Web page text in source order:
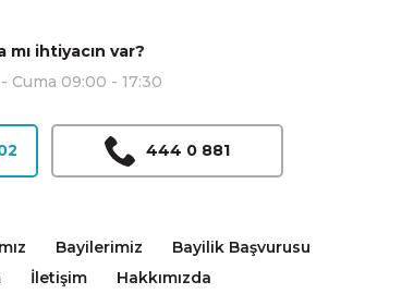
mı ihtiyacın var?
Cuma 09:00 - 17:30
444 0 881
Bayilerimiz
Bayilik Başvurusu
İletişim Hakkımızda